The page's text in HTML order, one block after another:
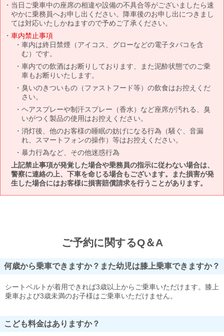
当日ご乗車中の座席の相違や設備の不具合等がございましたら速
やかに乗務員へお申し出ください。降車後のお申し出につきまし
ては対応いたしかねますので予めご了承ください。
車内禁止事項
車内は終日禁煙（アイコス、グローなどの電子タバコを含
む）です。
車内での飲酒はお断りしております、また泥酔状態でのご乗
車もお断りいたします。
臭いのきついもの（ファストフード等）の飲食はお控えくだ
さい。
ヘアスプレーや制汗スプレー（香水）など座席が汚れる、臭
いがつく製品の使用はお控えください。
消灯後、他のお客様の睡眠の妨げになる行為（騒ぐ、音漏
れ、スマートフォンの操作）等はお控えください。
暴力行為など、その他迷惑行為
上記禁止事項が発覚した場合や乗務員の指示に従わない場合は、
警察に連絡の上、下車を命じる場合もございます。また損害が発
生した場合にはお客様に損害賠償請求を行うことがあります。
ご予約に関するQ＆A
何歳から乗車できますか？また幼児は膝上乗車できますか？
シートベルトが着用できれば3歳以上からご乗車いただけます。膝上
乗車および3歳未満のお子様はご乗車いただけません。
こども料金はありますか？